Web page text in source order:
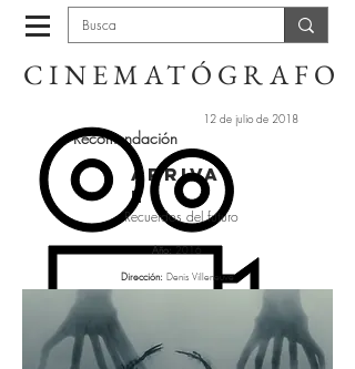
CINEMATÓGRAFO
Recomendación
Arriva
l
12 de julio de 2018
Recuerdos del futuro
Año:2016
Dirección: Denis Villeneuve
Fotografía:
Amy Adams, Jeremy Renner, Forest Whitaker, Michael Stuhlbarg